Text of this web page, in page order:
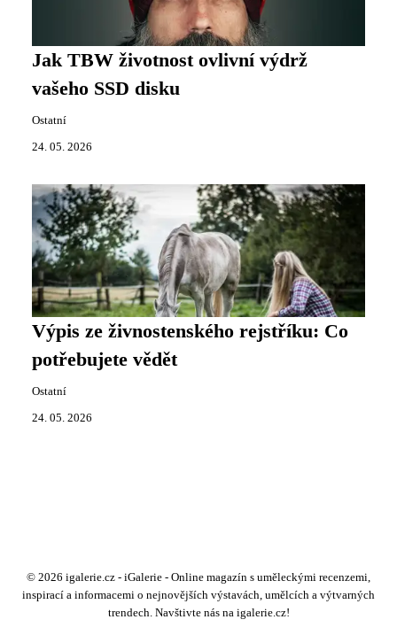
Jak TBW životnost ovlivní výdrž
vašeho SSD disku
Ostatní
24. 05. 2026
Výpis ze živnostenského rejstříku: Co
potřebujete vědět
Ostatní
24. 05. 2026
© 2026 igalerie.cz - iGalerie - Online magazín s uměleckými recenzemi,
inspirací a informacemi o nejnovějších výstavách, umělcích a výtvarných
trendech. Navštivte nás na igalerie.cz!